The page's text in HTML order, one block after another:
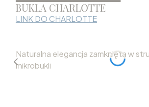
BUKLA CHARLOTTE
LINK DO CHARLOTTE
Naturalna elegancja zamknięta w
mikrobukli